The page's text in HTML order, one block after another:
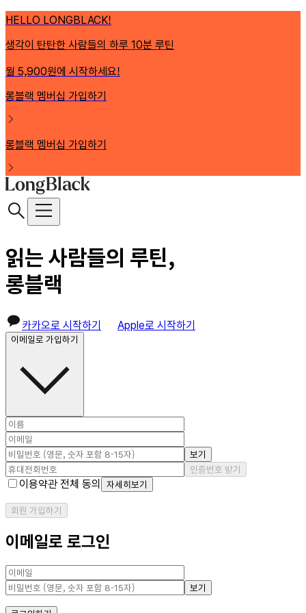
HELLO LONGBLACK!
생각이 탄탄한 사람들의 하루 10분 루틴
월 5,900원에 시작하세요!
롱블랙 멤버십 가입하기
롱블랙 멤버십 가입하기
읽는 사람들의 루틴,
롱블랙
카카오로 시작하기 Apple로 시작하기
이메일로 가입하기
보기
인증번호 받기
이용약관 전체 동의 자세히보기
회원 가입하기
이메일로 로그인
보기